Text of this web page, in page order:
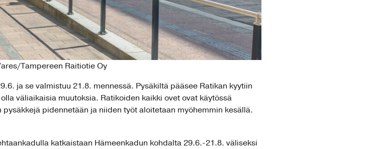
Tampereen Raitiotie Oy
ja se valmistuu 21.8. mennessä. Pysäkiltä pääsee Ratikan kyytiin
väliaikaisia muutoksia. Ratikoiden kaikki ovet ovat käytössä
pidennetään ja niiden työt aloitetaan myöhemmin kesällä.
katkaistaan Hämeenkadun kohdalta 29.6.-21.8. väliseksi